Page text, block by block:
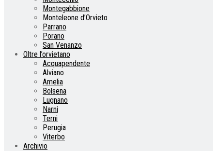
Montegabbione
Monteleone d’Orvieto
Parrano
Porano
San Venanzo
Oltre l’orvietano
Acquapendente
Alviano
Amelia
Bolsena
Lugnano
Narni
Terni
Perugia
Viterbo
Archivio